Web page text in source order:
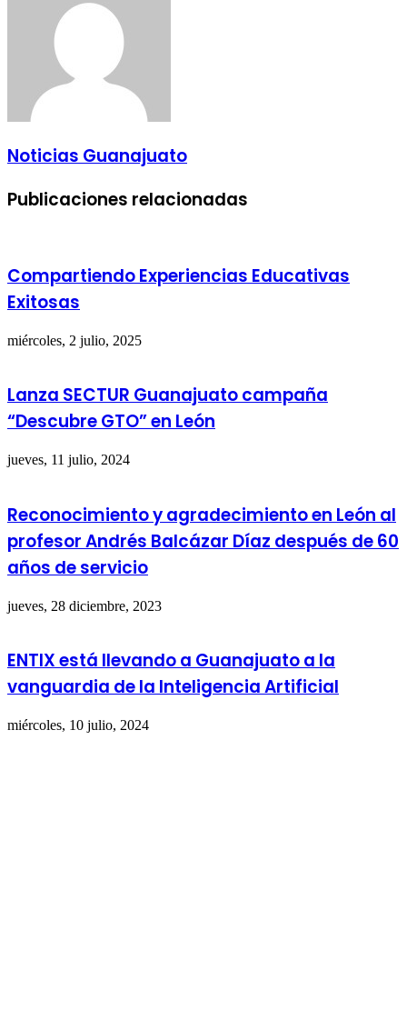
Noticias Guanajuato
Publicaciones relacionadas
Compartiendo Experiencias Educativas
Exitosas
miércoles, 2 julio, 2025
Lanza SECTUR Guanajuato campaña
“Descubre GTO” en León
jueves, 11 julio, 2024
Reconocimiento y agradecimiento en León al
profesor Andrés Balcázar Díaz después de 60
años de servicio
jueves, 28 diciembre, 2023
ENTIX está llevando a Guanajuato a la
vanguardia de la Inteligencia Artificial
miércoles, 10 julio, 2024